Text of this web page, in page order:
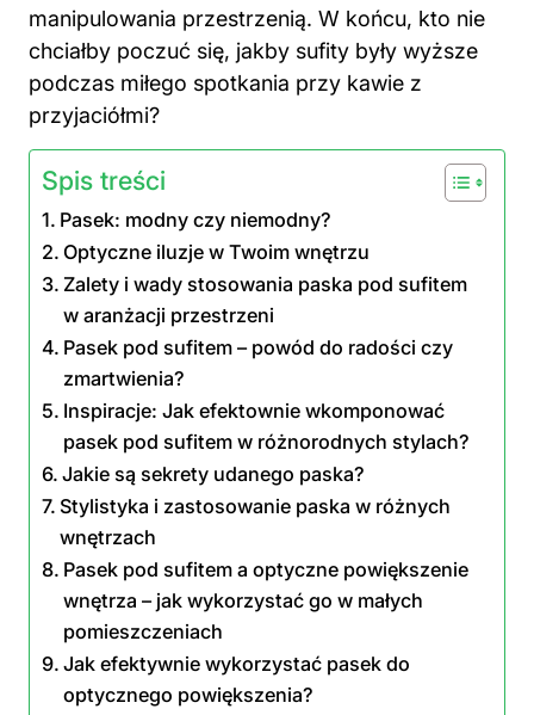
manipulowania przestrzenią. W końcu, kto nie
chciałby poczuć się, jakby sufity były wyższe
podczas miłego spotkania przy kawie z
przyjaciółmi?
Spis treści
Pasek: modny czy niemodny?
Optyczne iluzje w Twoim wnętrzu
Zalety i wady stosowania paska pod sufitem
w aranżacji przestrzeni
Pasek pod sufitem – powód do radości czy
zmartwienia?
Inspiracje: Jak efektownie wkomponować
pasek pod sufitem w różnorodnych stylach?
Jakie są sekrety udanego paska?
Stylistyka i zastosowanie paska w różnych
wnętrzach
Pasek pod sufitem a optyczne powiększenie
wnętrza – jak wykorzystać go w małych
pomieszczeniach
Jak efektywnie wykorzystać pasek do
optycznego powiększenia?